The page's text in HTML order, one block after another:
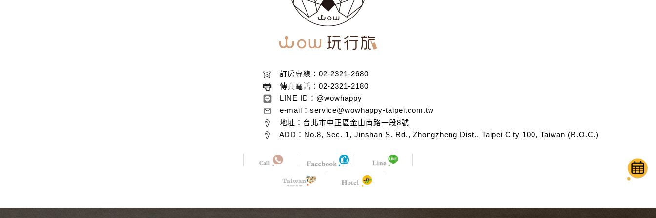
訂房專線：02-2321-2680
傳真電話：02-2321-2180
LINE ID：@wowhappy
e-mail：service@wowhappy-taipei.com.tw
地址：台北市中正區金山南路一段8號
ADD：No.8, Sec. 1, Jinshan S. Rd., Zhongzheng Dist., Taipei City 100, Taiwan (R.O.C.)